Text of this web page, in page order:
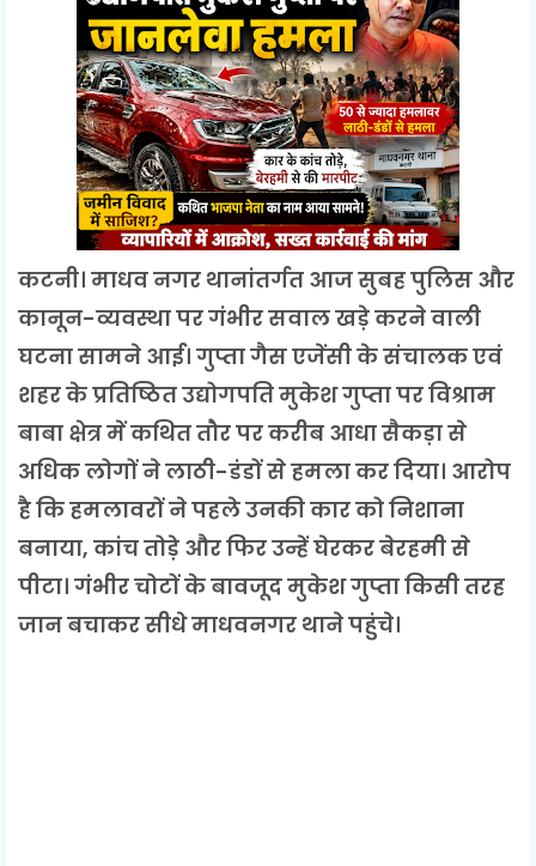
कटनी। माधव नगर थानांतर्गत आज सुबह पुलिस और
कानून-व्यवस्था पर गंभीर सवाल खड़े करने वाली
घटना सामने आई। गुप्ता गैस एजेंसी के संचालक एवं
शहर के प्रतिष्ठित उद्योगपति मुकेश गुप्ता पर विश्राम
बाबा क्षेत्र में कथित तौर पर करीब आधा सैकड़ा से
अधिक लोगों ने लाठी-डंडों से हमला कर दिया। आरोप
है कि हमलावरों ने पहले उनकी कार को निशाना
बनाया, कांच तोड़े और फिर उन्हें घेरकर बेरहमी से
पीटा। गंभीर चोटों के बावजूद मुकेश गुप्ता किसी तरह
जान बचाकर सीधे माधवनगर थाने पहुंचे।